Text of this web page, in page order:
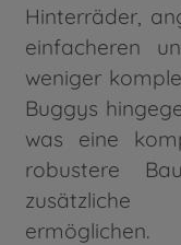
Hinterräder,
einfacheren
weniger
Buggys
was eine
robustere
ermöglichen.